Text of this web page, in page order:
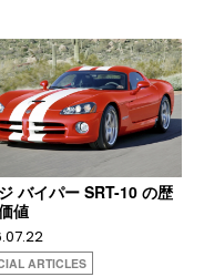
バイパー SRT-10 の歴
値
ARTICLES